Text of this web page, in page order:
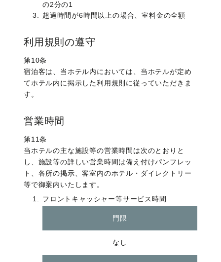
の2分の1
超過時間が6時間以上の場合、室料金の全額
利用規則の遵守
第10条
宿泊客は、当ホテル内においては、当ホテルが定め
てホテル内に掲示した利用規則に従っていただきま
す。
営業時間
第11条
当ホテルの主な施設等の営業時間は次のとおりと
し、施設等の詳しい営業時間は備え付けパンフレッ
ト、各所の掲示、客室内のホテル・ダイレクトリー
等で御案内いたします。
フロントキャッシャー等サービス時間
門限
なし